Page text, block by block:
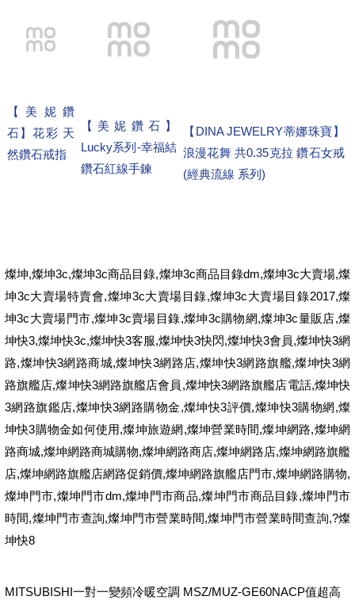
【美妮鑽
石】花彩 天
然鑽石戒指
【美妮鑽石】
Lucky系列-幸福結
鑽石紅線手鍊
【DINA JEWELRY蒂娜珠寶】
浪漫花舞 共0.35克拉 鑽石女戒
(經典流線 系列)
燦坤,燦坤3c,燦坤3c商品目錄,燦坤3c商品目錄dm,燦坤3c大賣場,燦
坤3c大賣場特賣會,燦坤3c大賣場目錄,燦坤3c大賣場目錄2017,燦
坤3c大賣場門市,燦坤3c賣場目錄,燦坤3c購物網,燦坤3c量販店,燦
坤快3,燦坤快3c,燦坤快3客服,燦坤快3快閃,燦坤快3會員,燦坤快3網
路,燦坤快3網路商城,燦坤快3網路店,燦坤快3網路旗艦,燦坤快3網
路旗艦店,燦坤快3網路旗艦店會員 ,燦坤快3網路旗艦店電話,燦坤快
3網路旗鑑店,燦坤快3網路購物金,燦坤快3評價,燦坤快3購物網 ,燦
坤快3購物金如何使用,燦坤旅遊網 ,燦坤營業時間,燦坤網路,燦坤網
路商城,燦坤網路商城購物,燦坤網路商店,燦坤網路店,燦坤網路旗艦
店,燦坤網路旗艦店網路促銷價,燦坤網路旗艦店門市,燦坤網路購物,
燦坤門市,燦坤門市dm,燦坤門市商品,燦坤門市商品目錄,燦坤門市
時間,燦坤門市查詢,燦坤門市營業時間,燦坤門市營業時間查詢,?燦
坤快8
MITSUBISHI一對一變頻冷暖空調 MSZ/MUZ-GE60NACP值超高